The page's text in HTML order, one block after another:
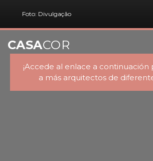
Foto: Divulgação
¡Accede al enlace a continuación
a más arquitectos de
CASACOR